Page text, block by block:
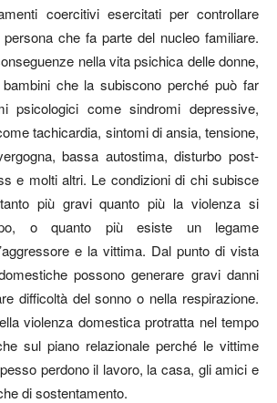
coercitivi esercitati per controllare
che fa parte del nucleo familiare.
nella vita psichica delle donne,
che la subiscono perché può far
psicologici come sindromi depressive,
tachicardia, sintomi di ansia, tensione,
bassa autostima, disturbo post-
e molti altri. Le condizioni di chi subisce
più gravi quanto più la violenza si
o quanto più esiste un legame
e la vittima. Dal punto di vista
possono generare gravi danni
difficoltà del sonno o nella respirazione.
violenza domestica protratta nel tempo
sul piano relazionale perché le vittime
perdono il lavoro, la casa, gli amici e
di sostentamento.